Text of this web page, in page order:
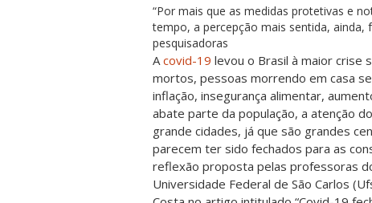
“Por mais que as medidas protetivas e
tempo, a percepção mais sentida,
pesquisadoras
Acovid-19 levou o Brasil à maior crise
mortos, pessoas morrendo em casa
inflação, insegurança alimentar,
abate parte da população, a atenção
grande cidades, já que são grandes
parecem ter sido fechados para as
reflexão proposta pelas professoras
Universidade Federal de São Carlos